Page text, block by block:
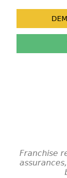
Franchise